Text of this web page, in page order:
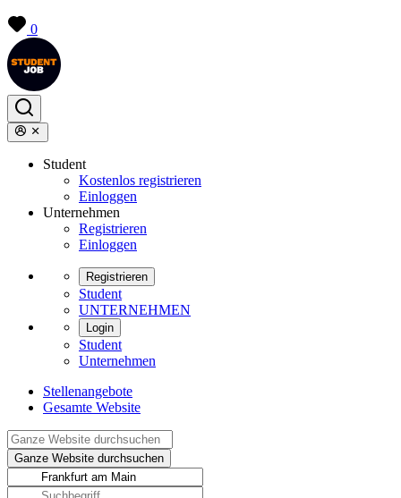
0
Student
Kostenlos registrieren
Einloggen
Unternehmen
Registrieren
Einloggen
Registrieren
Student
UNTERNEHMEN
Login
Student
Unternehmen
Stellenangebote
Gesamte Website